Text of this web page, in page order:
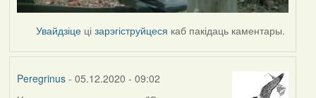
Увайдзіце цізарэгіструйцеся каб пакідаць каментары.
Peregrinus- 05.12.2020 - 09:02